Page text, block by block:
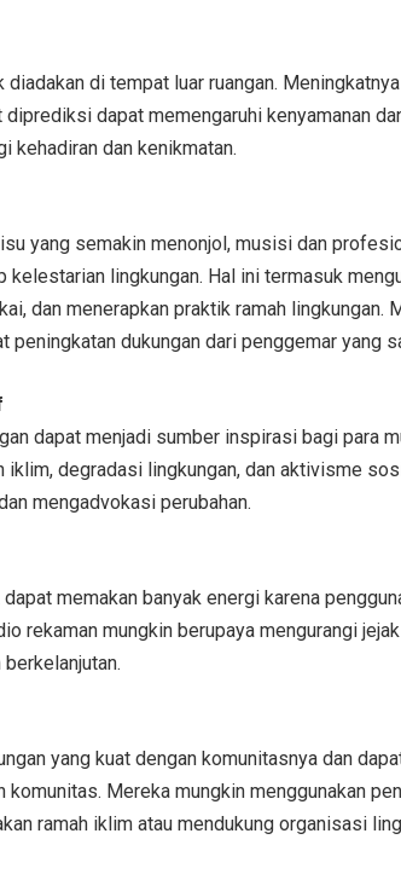
di tempat luar ruangan.
dapat memengaruhi kenyamanan
kehadiran dan kenikmatan.
yang semakin menonjol, musisi dan
lingkungan. Hal ini termasuk
dan menerapkan praktik ramah lingkungan.
peningkatan dukungan dari penggemar yang
dapat menjadi sumber inspirasi bagi para
iklim, degradasi lingkungan, dan aktivisme
mengadvokasi perubahan.
memakan banyak energi karena
rekaman mungkin berupaya mengurangi
yang kuat dengan komunitasnya dan
Mereka mungkin menggunakan
ramah iklim atau mendukung organisasi